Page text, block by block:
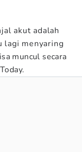
akut adalah
lagi menyaring
muncul secara